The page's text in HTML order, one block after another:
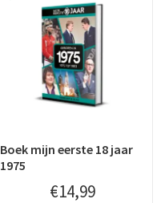
Boek mijn eerste 18 jaar
1975
€14,99